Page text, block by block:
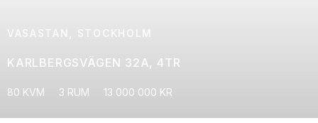
VASASTAN, STOCKHOLM
KARLBERGSVÄGEN 32A, 4TR
80 KVM 3 RUM 13 000 000 KR